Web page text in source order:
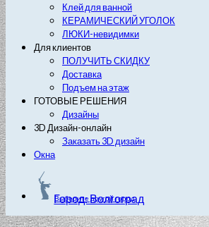
Клей для ванной
КЕРАМИЧЕСКИЙ УГОЛОК
ЛЮКИ-невидимки
Для клиентов
ПОЛУЧИТЬ СКИДКУ
Доставка
Подъем на этаж
ГОТОВЫЕ РЕШЕНИЯ
Дизайны
3D Дизайн-онлайн
Заказать 3D дизайн
Окна
Город: Волгоград
Выберите другой город